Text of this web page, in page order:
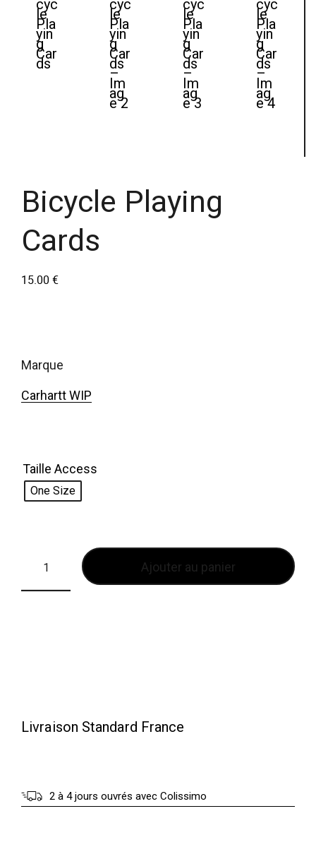
Bicycle Playing
Cards
15.00 €
marque
Carhartt WIP
Taille Access
One Size
Ajouter au panier
Livraison Standard France
2 à 4 jours ouvrés avec Colissimo